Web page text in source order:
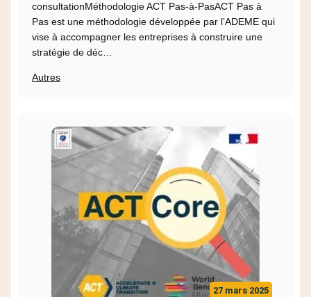
consultationMéthodologie ACT Pas-à-PasACT Pas à
Pas est une méthodologie développée par l’ADEME qui
vise à accompagner les entreprises à construire une
stratégie de déc…
Autres
27 mars 2025